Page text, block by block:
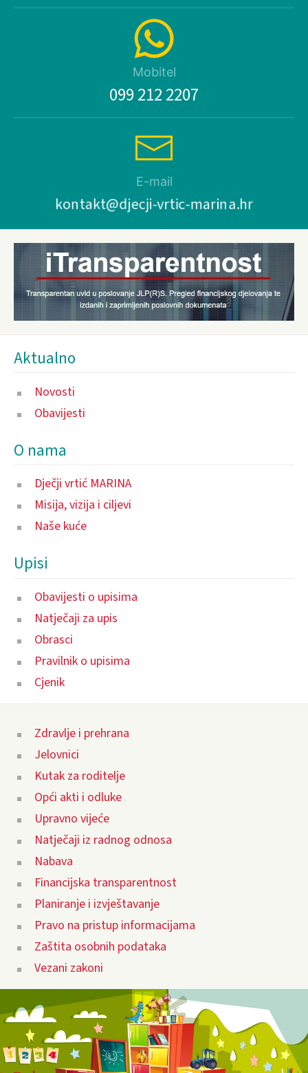
Mobitel
099 212 2207
E-mail
kontakt@djecji-vrtic-marina.hr
Aktualno
Novosti
Obavijesti
O nama
Dječji vrtić MARINA
Misija, vizija i ciljevi
Naše kuće
Upisi
Obavijesti o upisima
Natječaji za upis
Obrasci
Pravilnik o upisima
Cjenik
Zdravlje i prehrana
Jelovnici
Kutak za roditelje
Opći akti i odluke
Upravno vijeće
Natječaji iz radnog odnosa
Nabava
Financijska transparentnost
Planiranje i izvještavanje
Pravo na pristup informacijama
Zaštita osobnih podataka
Vezani zakoni